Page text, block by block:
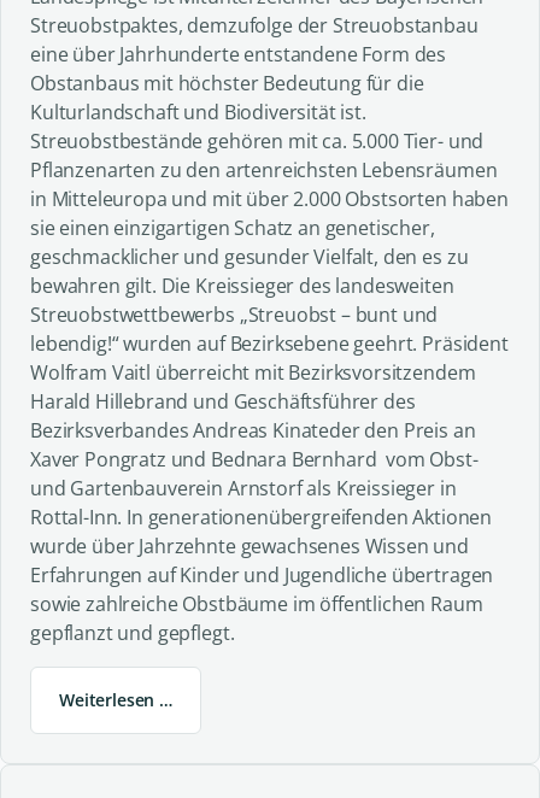
Streuobstpaktes, demzufolge der Streuobstanbau
eine über Jahrhunderte entstandene Form des
Obstanbaus mit höchster Bedeutung für die
Kulturlandschaft und Biodiversität ist.
Streuobstbestände gehören mit ca. 5.000 Tier- und
Pflanzenarten zu den artenreichsten Lebensräumen
in Mitteleuropa und mit über 2.000 Obstsorten haben
sie einen einzigartigen Schatz an genetischer,
geschmacklicher und gesunder Vielfalt, den es zu
bewahren gilt. Die Kreissieger des landesweiten
Streuobstwettbewerbs „Streuobst – bunt und
lebendig!“ wurden auf Bezirksebene geehrt. Präsident
Wolfram Vaitl überreicht mit Bezirksvorsitzendem
Harald Hillebrand und Geschäftsführer des
Bezirksverbandes Andreas Kinateder den Preis an
Xaver Pongratz und Bednara Bernhard vom Obst-
und Gartenbauverein Arnstorf als Kreissieger in
Rottal-Inn. In generationenübergreifenden Aktionen
wurde über Jahrzehnte gewachsenes Wissen und
Erfahrungen auf Kinder und Jugendliche übertragen
sowie zahlreiche Obstbäume im öffentlichen Raum
gepflanzt und gepflegt.
Weiterlesen …